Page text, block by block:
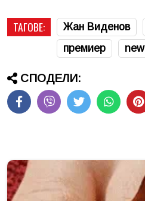
ТАГОВЕ: Жан Виденов
премиер
new
СПОДЕЛИ: